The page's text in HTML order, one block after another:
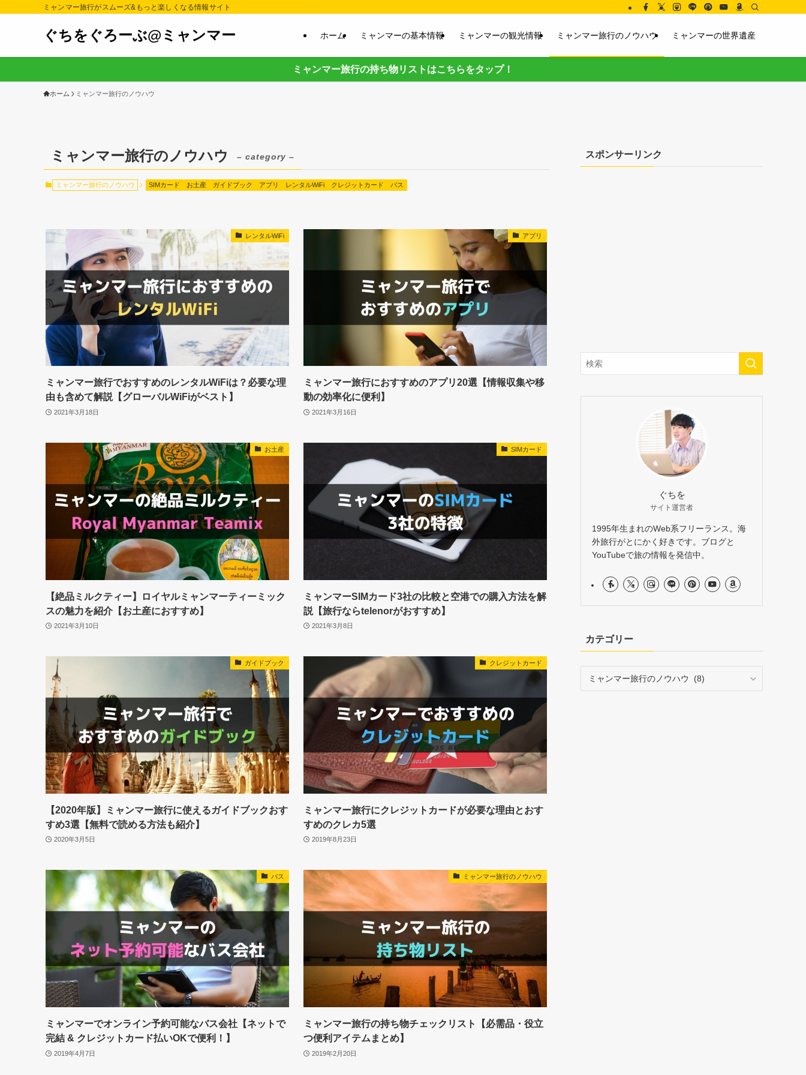
ミャンマー旅行がスムーズ&もっと楽しくなる情報サイト
ぐちをぐろーぶ@ミャンマー ホーム ミャンマーの基本情報 ミャンマーの観光情報 ミャンマー旅行のノウハウ ミャンマーの世界遺産
ミャンマー旅行の持ち物リストはこちらをタップ！
ホーム ミャンマー旅行のノウハウ
ミャンマー旅行のノウハウ – category –
ミャンマー旅行のノウハウ SIMカード お土産 ガイドブック アプリ レンタルWiFi クレジットカード バス
レンタルWiFi
ミャンマー旅行でおすすめのレンタルWiFiは？必要な理
由も含めて解説【グローバルWiFiがベスト】
2021年3月18日
アプリ
ミャンマー旅行におすすめのアプリ20選【情報収集や移
動の効率化に便利】
2021年3月16日
お土産
【絶品ミルクティー】ロイヤルミャンマーティーミック
スの魅力を紹介【お土産におすすめ】
2021年3月10日
SIMカード
ミャンマーSIMカード3社の比較と空港での購入方法を解
説【旅行ならtelenorがおすすめ】
2021年3月8日
ガイドブック
【2020年版】ミャンマー旅行に使えるガイドブックおす
すめ3選【無料で読める方法も紹介】
2020年3月5日
クレジットカード
ミャンマー旅行にクレジットカードが必要な理由とおす
すめのクレカ5選
2019年8月23日
バス
ミャンマーでオンライン予約可能なバス会社【ネットで
完結 & クレジットカード払いOKで便利！】
2019年4月7日
ミャンマー旅行のノウハウ
ミャンマー旅行の持ち物チェックリスト【必需品・役立
つ便利アイテムまとめ】
2019年2月20日
スポンサーリンク
ぐちを
サイト運営者
1995年生まれのWeb系フリーランス。海
外旅行がとにかく好きです。ブログと
YouTubeで旅の情報を発信中。
カテゴリー